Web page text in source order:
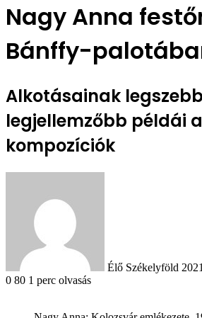
Nagy Anna
Bánffy-
Alkotásainak
legjellemzőbb példái a
kompozíciók
Élő Székelyföld
0 80 1 perc olvasás